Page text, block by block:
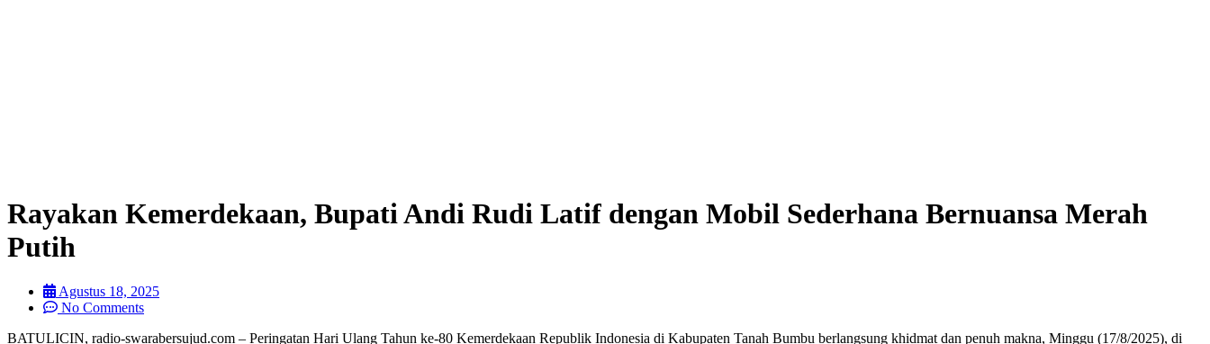
Rayakan Kemerdekaan, Bupati Andi Rudi Latif dengan Mobil Sederhana Bernuansa Merah
Putih
Agustus 18, 2025
No Comments
BATULICIN, radio-swarabersujud.com – Peringatan Hari Ulang Tahun ke-80 Kemerdekaan Republik Indonesia di Kabupaten Tanah Bumbu berlangsung khidmat dan penuh makna, Minggu (17/8/2025), di